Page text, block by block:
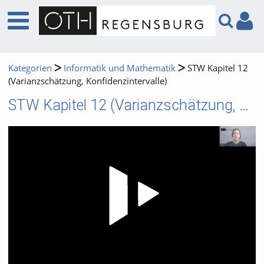
Kategorien Informatik und Mathematik
STW Kapitel 12
(Varianzschätzung, Konfidenzintervalle)
STW Kapitel 12 (Varianzschätzung, Konfidenzintervalle)